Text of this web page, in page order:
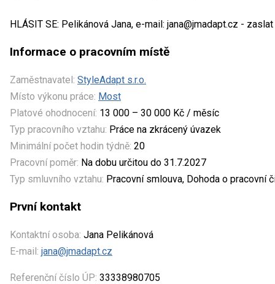
HLÁSIT SE: Pelikánová Jana, e-mail: jana@jmadapt.cz -
Informace o pracovním místě
Zaměstnavatel: StyleAdapt s.r.o.
Místo výkonu práce: Most
Platové ohodnocení: 13 000 – 30 000 Kč / měsíc
Typ pracovního vztahu: Práce na zkrácený úvazek
Minimální počet hodin týdně: 20
Pracovní poměr: Na dobu určitou do 31.7.2027
Typ smluvního vztahu: Pracovní smlouva, Dohoda o pracovní
První kontakt
Kontaktní osoba: Jana Pelikánová
E-mail: jana@jmadapt.cz
Referenční číslo ÚP: 33338980705